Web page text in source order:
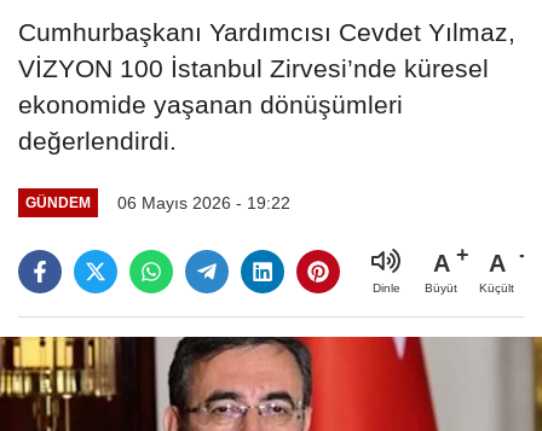
Cumhurbaşkanı Yardımcısı Cevdet Yılmaz,
VİZYON 100 İstanbul Zirvesi’nde küresel
ekonomide yaşanan dönüşümleri
değerlendirdi.
GÜNDEM 06 Mayıs 2026 - 19:22
Dinle
A
Büyüt
A
Küçült